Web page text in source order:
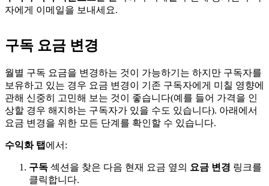
자에게 이메일을 보내세요.
구독 요금 변경
월별 구독 요금을 변경하는 것이 가능하기는 하지만 구독자를
보유하고 있는 경우 요금 변경이 기존 구독자에게 미칠 영향에
관해 신중히 고민해 보는 것이 좋습니다(예를 들어 가격을 인
상할 경우 해지하는 구독자가 있을 수도 있습니다). 아래에서
요금 변경을 위한 모든 단계를 확인할 수 있습니다.
수익화 탭 에서:
구독 섹션을 찾은 다음 현재 요금 옆의 요금 변경 링크를
클릭합니다.